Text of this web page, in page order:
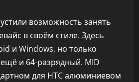
возможность занять
в своём стиле. Здесь
и Windows, но только
и 64-разрядный. MID
для HTC алюминиевом